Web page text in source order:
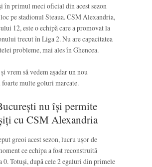
în primul meci oficial din acest sezon
pe stadionul Steaua. CSM Alexandria,
12, este o echipă care a promovat la
trecut în Liga 2. Nu are capacitatea
probleme, mai ales în Ghencea.
vrem să vedem așadar un nou
foarte multe goluri marcate.
nu își permite
cu CSM Alexandria
greoi acest sezon, lucru ușor de
ce echipa a fost reconstruită
0. Totuși, după cele 2 egaluri din primele